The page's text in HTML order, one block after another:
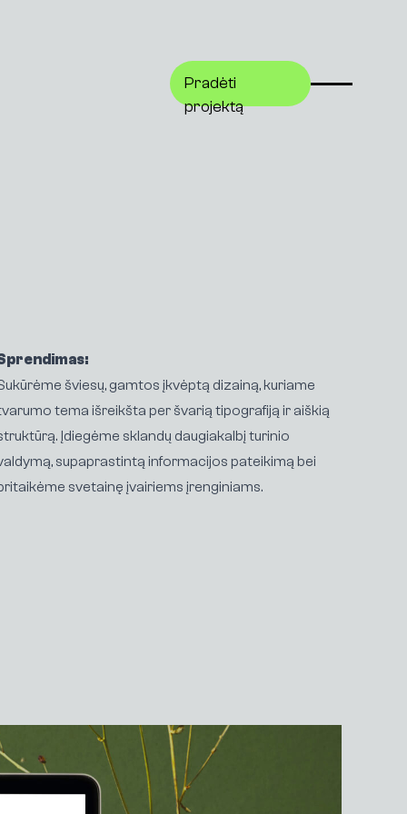
Pradėti
projektą
Pradėti
projektą
šviesų, gamtos įkvėptą dizainą, kuriame
tema išreikšta per švarią tipografiją ir aiškią
Įdiegėme sklandų daugiakalbį turinio
supaprastintą informacijos pateikimą bei
svetainę įvairiems įrenginiams.